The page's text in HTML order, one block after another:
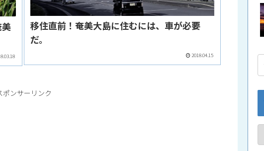
移住直前！奄美大島に住むには、車が必要
だ。
2018.04.15
ポンサーリンク